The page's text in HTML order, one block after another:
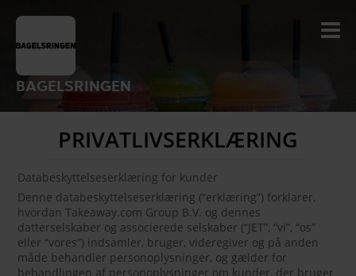
BAGELSRINGEN
PRIVATLIVSERKLÆRING
Databeskyttelseserklæring for kunder
Denne databeskyttelseserklæring (“erklæring”) forklarer,
hvordan Takeaway.com Group B.V. og dennes
datterselskaber og associerede selskaber (“JET”, “vi”, “os”
eller “vores”) indsamler, bruger, videregiver og på anden
måde behandler personoplysninger, og gælder for
behandlingen af personoplysninger om kunder, der bruger